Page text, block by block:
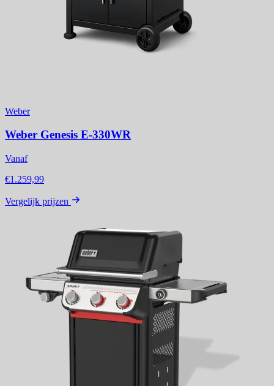
Weber
Weber Genesis E-330WR
Vanaf
€1.259,99
Vergelijk prijzen